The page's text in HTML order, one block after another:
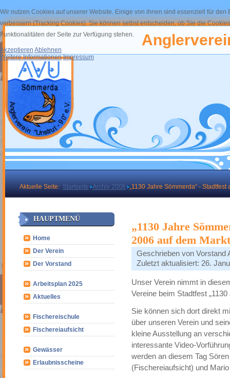
Aktuelle Seite: Startseite Archiv 2006 „1130 Jahre Sömmerda“ -
HAUPTMENÜ
Home
Der Verein
Der Vorstand
Arbeitsplan 2025
Aktuelles
Fischereischule
Fischereiaufsicht
Gewässer
Erlaubnisscheine
„1130 Jahre
2006 auf dem
Geschrieben von Vorstand
Zuletzt aktualisiert: 26.
Unser Verein nimmt in
Vereine beim Stadtfest
Sie können sich dort direkt
über unseren Verein und
kleine Ausstellung an
interessante Video-
werden an diesem Tag
(Fischereiaufsicht) und
Wir nutzen Cookies auf unserer Website. Einige von ihnen sind essenziell für
verbessern (Tracking Cookies). Sie können selbst entscheiden, ob Sie die
Funktionalitäten der Seite zur Verfügung stehen.
Akzeptieren Ablehnen
Weitere Informationen Impressum